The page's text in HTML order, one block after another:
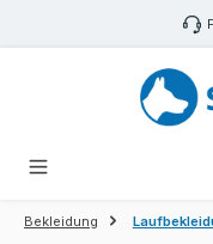
Zum Hauptinhalt springen
Bekleidung